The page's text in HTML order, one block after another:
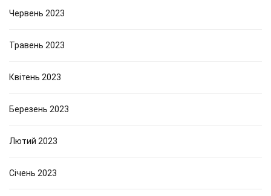
Червень 2023
Травень 2023
Квітень 2023
Березень 2023
Лютий 2023
Січень 2023